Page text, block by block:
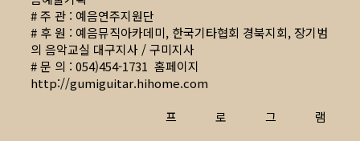
# 주 관 : 예음연주지원단
# 후 원 : 예음뮤직아카데미, 한국기타협회 경북지회, 장기범
의 음악교실 대구지사 / 구미지사
# 문 의 : 054)454-1731 홈페이지
http://gumiguitar.hihome.com
프 로 그 램